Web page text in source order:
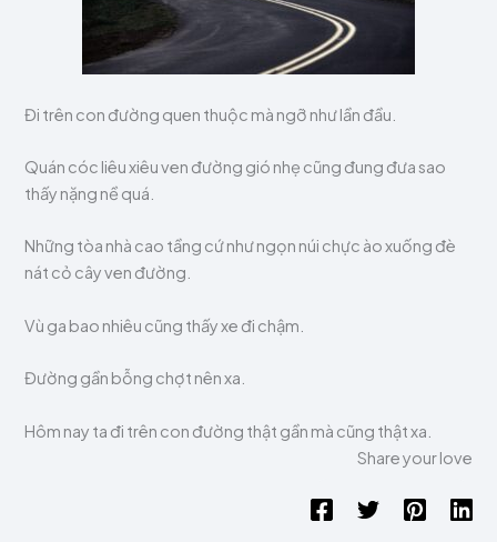
Đi trên con đường quen thuộc mà ngỡ như lần đầu.
Quán cóc liêu xiêu ven đường gió nhẹ cũng đung đưa sao
thấy nặng nề quá.
Những tòa nhà cao tầng cứ như ngọn núi chực ào xuống đè
nát cỏ cây ven đường.
Vù ga bao nhiêu cũng thấy xe đi chậm.
Đường gần bỗng chợt nên xa.
Hôm nay ta đi trên con đường thật gần mà cũng thật xa.
Share your love